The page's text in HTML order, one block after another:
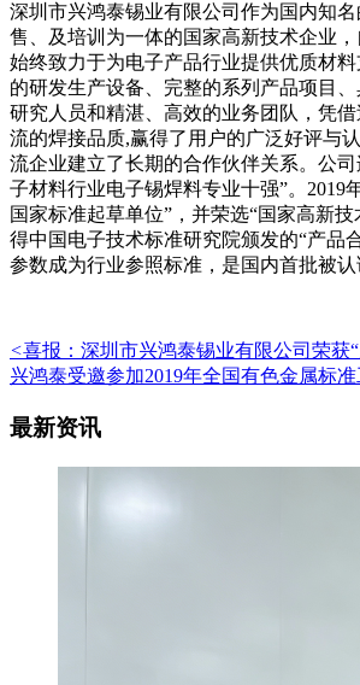
深圳市兴鸿泰锡业有限公司作为国内知
售、及培训为一体的国家高新技术企业，
始终致力于为电子产品行业提供优质材
的研发生产设备、完整的系列产品项目
研究人员和精湛、高效的业务团队，凭
流的焊接品质,赢得了用户的广泛好评与
流企业建立了长期的合作伙伴关系。公
子材料行业电子锡焊料专业十强”。2019
国家标准起草单位”，并荣选“国家高新技
得中国电子技术标准研究院颁发的“产品
参数成为行业参照标准，是国内首批被认
<喜报：深圳市兴鸿泰锡业有限公司荣获
兴鸿泰受邀参加2019年全国有色金属标
最新资讯